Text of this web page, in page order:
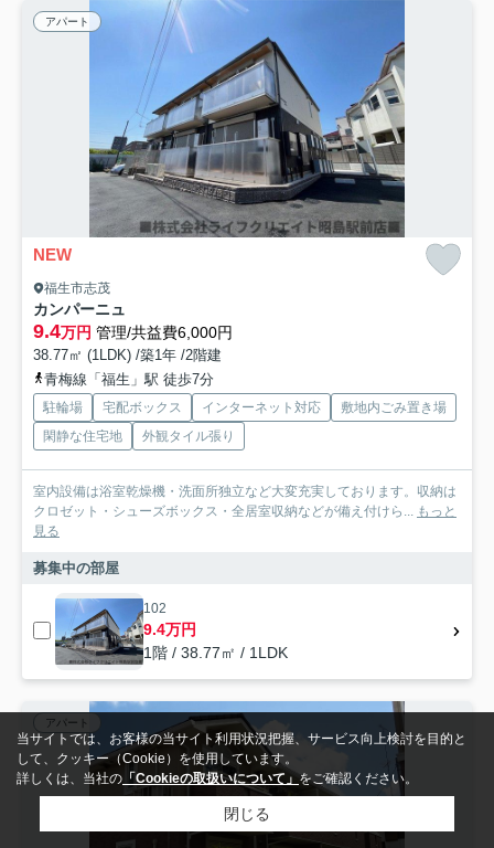
アパート
NEW
福生市志茂
カンパーニュ
9.4万円 管理/共益費6,000円
38.77㎡ (1LDK) /築1年 /2階建
青梅線「福生」駅 徒歩7分
駐輪場 宅配ボックス インターネット対応
敷地内ごみ置き場
閑静な住宅地
外観タイル張り
室内設備は浴室乾燥機・洗面所独立など大変充実しております。収納は
クロゼット・シューズボックス・全居室収納などが備え付けら...
もっと
見る
募集中の部屋
102
9.4万円
1階 / 38.77㎡ / 1LDK
アパート
当サイトでは、お客様の当サイト利用状況把握、サービス向上検討を目的と
して、クッキー（Cookie）を使用しています。
詳しくは、当社の 「Cookieの取扱いについて」をご確認ください。
閉じる